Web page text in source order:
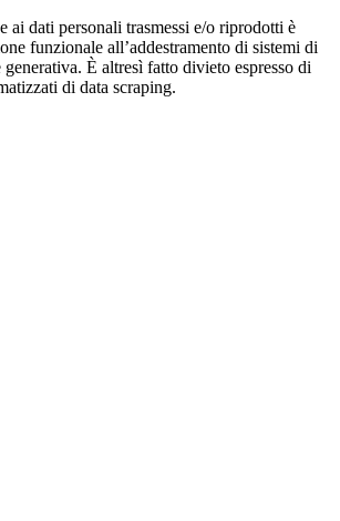
ai dati personali trasmessi e/o riprodotti è
funzionale all’addestramento di sistemi di
È altresì fatto divieto espresso di
di data scraping.